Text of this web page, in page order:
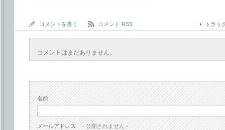
コメントを書く コメント RSS トラ
コメントはまだありません。
名前
メールアドレス - 公開されません -